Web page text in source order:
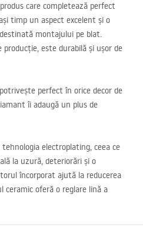
care completează perfect
timp un aspect excelent și o
montajului pe blat.
producție, este durabilă și ușor de
perfect în orice decor de
îi adaugă un plus de
electroplating, ceea ce
la uzură, deteriorări și o
încorporat ajută la reducerea
ceramic oferă o reglare lină a